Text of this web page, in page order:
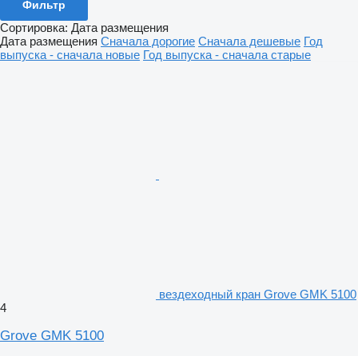
Фильтр
Сортировка: Дата размещения
Дата размещения Сначала дорогие Сначала дешевые Год
выпуска - сначала новые Год выпуска - сначала старые
вездеходный кран Grove GMK 5100
4
Grove GMK 5100